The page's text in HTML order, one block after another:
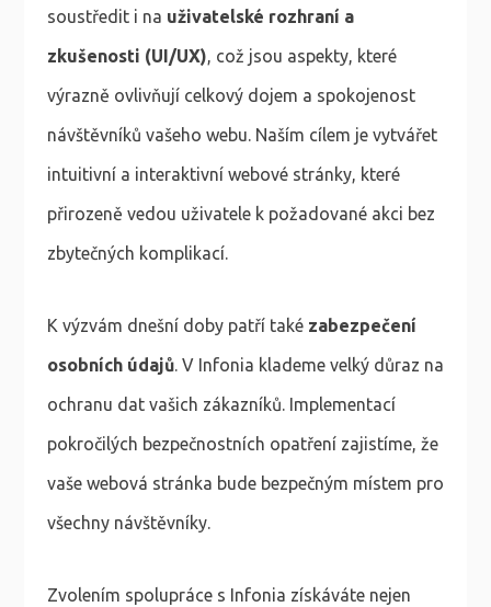
soustředit i na uživatelské rozhraní a
zkušenosti (UI/UX), což jsou aspekty, které
výrazně ovlivňují celkový dojem a spokojenost
návštěvníků vašeho webu. Naším cílem je vytvářet
intuitivní a interaktivní webové stránky, které
přirozeně vedou uživatele k požadované akci bez
zbytečných komplikací.
K výzvám dnešní doby patří také zabezpečení
osobních údajů. V Infonia klademe velký důraz na
ochranu dat vašich zákazníků. Implementací
pokročilých bezpečnostních opatření zajistíme, že
vaše webová stránka bude bezpečným místem pro
všechny návštěvníky.
Zvolením spolupráce s Infonia získáváte nejen